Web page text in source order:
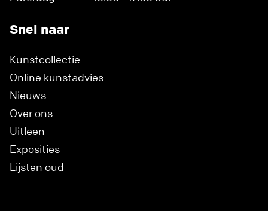
Snel naar
Kunstcollectie
Online kunstadvies
Nieuws
Over ons
Uitleen
Exposities
Lijsten oud